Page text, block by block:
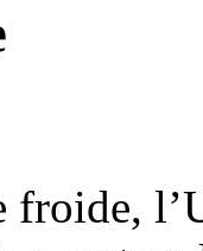
froide,